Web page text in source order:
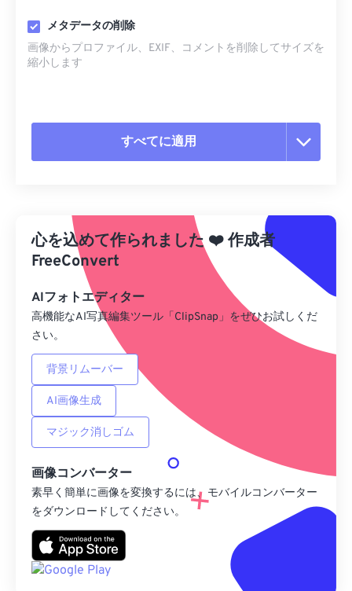
メタデータの削除
画像からプロファイル、EXIF、コメントを削除してサイズを
縮小します
すべてに適用
プリセットから適用
プリセットとして保存
心を込めて作られました ❤️作成者
FreeConvert
AIフォトエディター
高機能なAI写真編集ツール「ClipSnap」をぜひお試しくだ
さい。
背景リムーバー
AI画像生成
マジック消しゴム
画像コンバーター
素早く簡単に画像を変換するには、モバイルコンバーター
をダウンロードしてください。